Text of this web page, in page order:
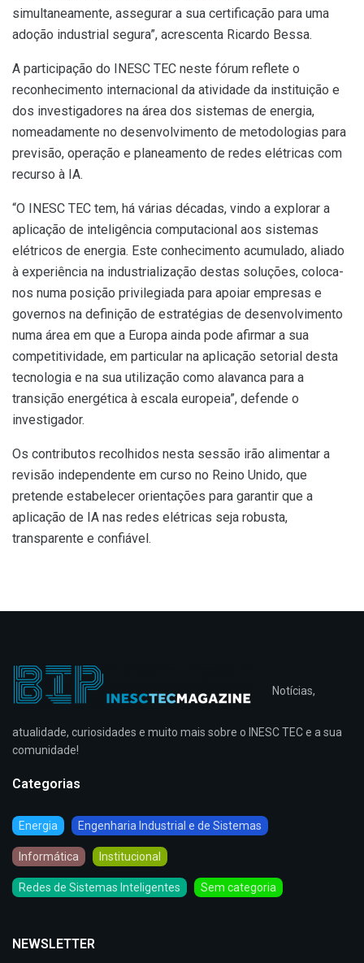
simultaneamente, assegurar a sua certificação para uma
adoção industrial segura”, acrescenta Ricardo Bessa.
A participação do INESC TEC neste fórum reflete o
reconhecimento internacional da atividade da instituição e
dos investigadores na área dos sistemas de energia,
nomeadamente no desenvolvimento de metodologias para
previsão, operação e planeamento de redes elétricas com
recurso à IA.
“O INESC TEC tem, há várias décadas, vindo a explorar a
aplicação de inteligência computacional aos sistemas
elétricos de energia. Este conhecimento acumulado, aliado
à experiência na industrialização destas soluções, coloca-
nos numa posição privilegiada para apoiar empresas e
governos na definição de estratégias de desenvolvimento
numa área em que a Europa ainda pode afirmar a sua
competitividade, em particular na aplicação setorial desta
tecnologia e na sua utilização como alavanca para a
transição energética à escala europeia”, defende o
investigador.
Os contributos recolhidos nesta sessão irão alimentar a
revisão independente em curso no Reino Unido, que
pretende estabelecer orientações para garantir que a
aplicação de IA nas redes elétricas seja robusta,
transparente e confiável.
Notícias,
atualidade, curiosidades e muito mais sobre o INESC TEC e a sua
comunidade!
Categorias
Energia Engenharia Industrial e de Sistemas
Informática Institucional
Redes de Sistemas Inteligentes Sem categoria
NEWSLETTER